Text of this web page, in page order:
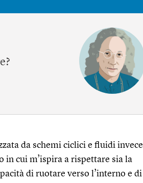
da schemi ciclici e fluidi invece
cui m’ispira a rispettare sia la
di ruotare verso l’interno e di